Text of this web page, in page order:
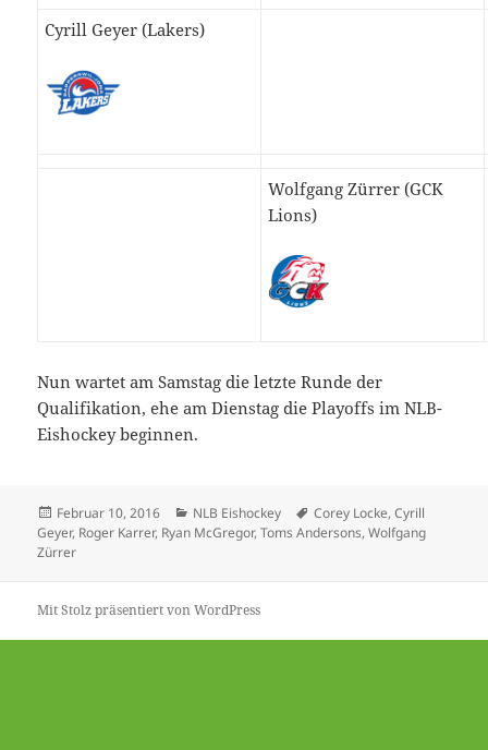
Cyrill Geyer (Lakers)
Wolfgang Zürrer (GCK
Lions)
Nun wartet am Samstag die letzte Runde der
Qualifikation, ehe am Dienstag die Playoffs im NLB-
Eishockey beginnen.
Veröffentlicht
am
Februar 10, 2016 Kategorien
NLB Eishockey Schlagwörter
Corey Locke,Cyrill
Geyer, Roger Karrer, Ryan McGregor,Toms Andersons,Wolfgang
Zürrer
Mit Stolz präsentiert von WordPress